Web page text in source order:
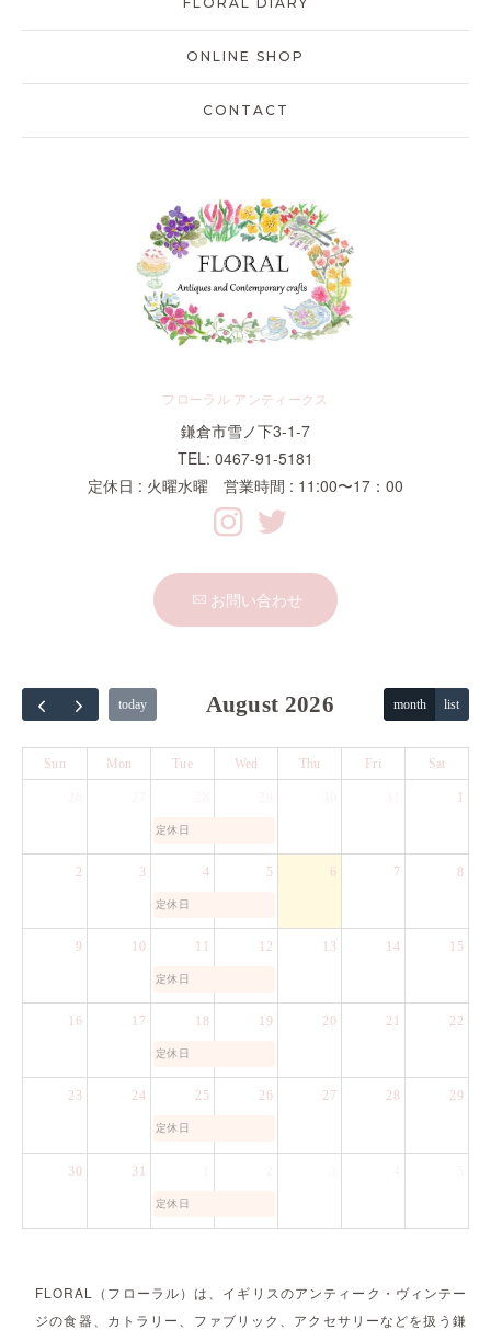
ONLINE SHOP
CONTACT
フローラル アンティークス
鎌倉市雪ノ下3-1-7
TEL: 0467-91-5181
定休日 : 火曜水曜 営業時間 : 11:00〜17：00
お問い合わせ
today August 2026 month list
Sun Mon Tue Wed Thu Fri Sat
定休日
1
2 3 4
定休日
5 6 7 8
9 10 11
定休日
12 13 14 15
16 17 18
定休日
19 20 21 22
23 24 25
定休日
26 27 28 29
30 31
定休日
FLORAL（フローラル）は、イギリスのアンティーク・ヴィンテー
ジの食器、カトラリー、ファブリック、アクセサリーなどを扱う鎌